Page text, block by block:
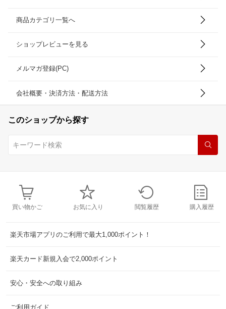
商品カテゴリ一覧へ
ショップレビューを見る
メルマガ登録(PC)
会社概要・決済方法・配送方法
このショップから探す
買い物かご お気に入り 閲覧履歴 購入履歴
楽天市場アプリのご利用で最大1,000ポイント！
楽天カード新規入会で2,000ポイント
安心・安全への取り組み
ご利用ガイド